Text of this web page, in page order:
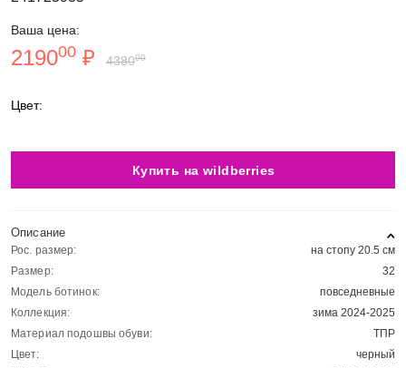
Ваша цена:
219000 ₽ 438000
Цвет:
Купить на wildberries
Описание
Рос. размер:
на стопу 20.5 см
Размер:
32
Модель ботинок:
повседневные
Коллекция:
зима 2024-2025
Материал подошвы обуви:
ТПР
Цвет:
черный